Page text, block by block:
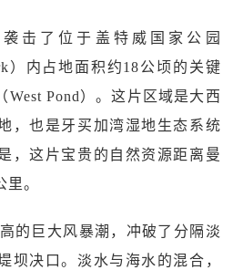
击了位于盖特威国家公园
）内占地面积约18公顷的关键
Pond）。这片区域是大西
，也是牙买加湾湿地生态系统
，这片宝贵的自然资源距离曼
。
的巨大风暴潮，冲破了分隔淡
坝决口。淡水与海水的混合，